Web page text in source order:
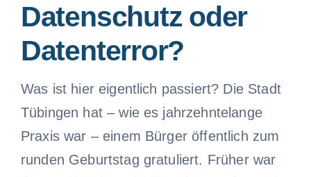
Datenschutz oder
Datenterror?
Was ist hier eigentlich passiert? Die Stadt
Tübingen hat – wie es jahrzehntelange
Praxis war – einem Bürger öffentlich zum
runden Geburtstag gratuliert. Früher war